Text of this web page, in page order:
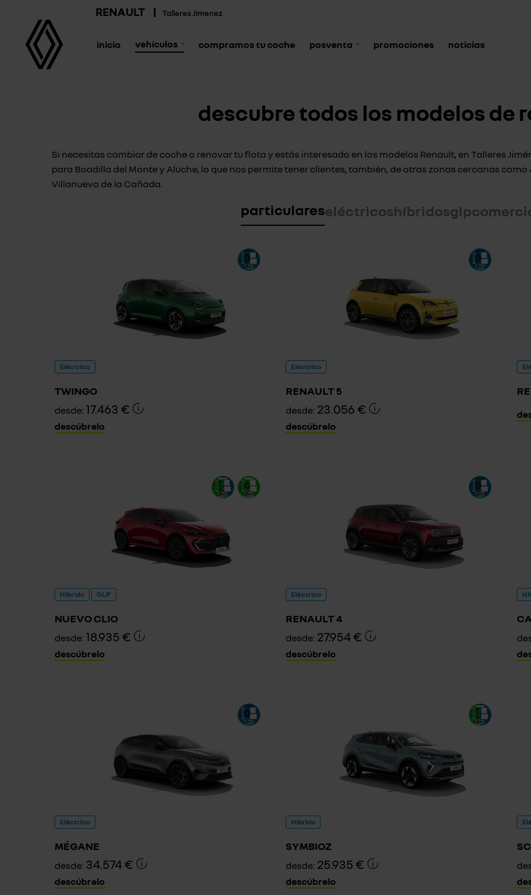
RENAULT | Talleres Jimenez
inicio vehículos compramos tu coche posventa promociones noticias
descubre todos los modelos de
Si necesitas cambiar de coche o renovar tu flota y estás interesado en los modelos Renault, en Talleres
para Boadilla del Monte y Aluche, lo que nos permite tener clientes, también, de otras zonas cercanas
Villanueva de la Cañada.
particulareseléctricoshíbridosglp
Eléctrico
TWINGO
desde: 17.463 €
descúbrelo
Eléctrico
RENAULT 5
desde: 23.056 €
descúbrelo
Híbrido GLP
NUEVO CLIO
desde: 18.935 €
descúbrelo
Eléctrico
RENAULT 4
desde: 27.954 €
descúbrelo
Eléctrico
MÉGANE
desde: 34.574 €
descúbrelo
Híbrido
SYMBIOZ
desde: 25.935 €
descúbrelo